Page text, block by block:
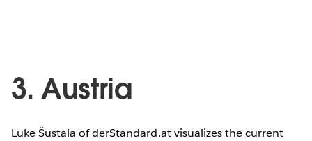
3. Austria
Luke Šustala of derStandard.at visualizes the current